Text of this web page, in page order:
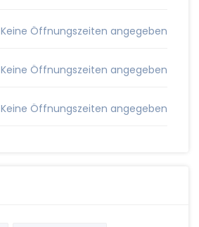
Keine Öffnungszeiten angegeben
Keine Öffnungszeiten angegeben
Keine Öffnungszeiten angegeben